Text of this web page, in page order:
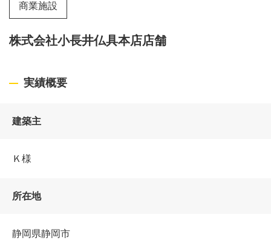
商業施設
株式会社小長井仏具本店店舗
実績概要
建築主
Ｋ様
所在地
静岡県静岡市